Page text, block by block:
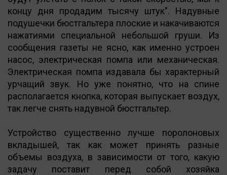
концу дня продадим тысячу штук". Надувные
подушечки бюстгальтера плоские и накачиваются
нажатиями специальной небольшой груши. Из
сообщения газеты не ясно, как именно устроен
насос, электрическая помпа или механическая.
Электрическая помпа издавала бы характерный
урчащий звук. Но уже понятно, что на спине
располагается кнопка, которая выпускает воздух,
так легче снять надувной бюстгальтер.
Устройство существенно лучше поролоновых
вкладышей, так как может принять разные
объемы воздуха, в зависимости от того, какую
задачу поставит перед собой хозяйка